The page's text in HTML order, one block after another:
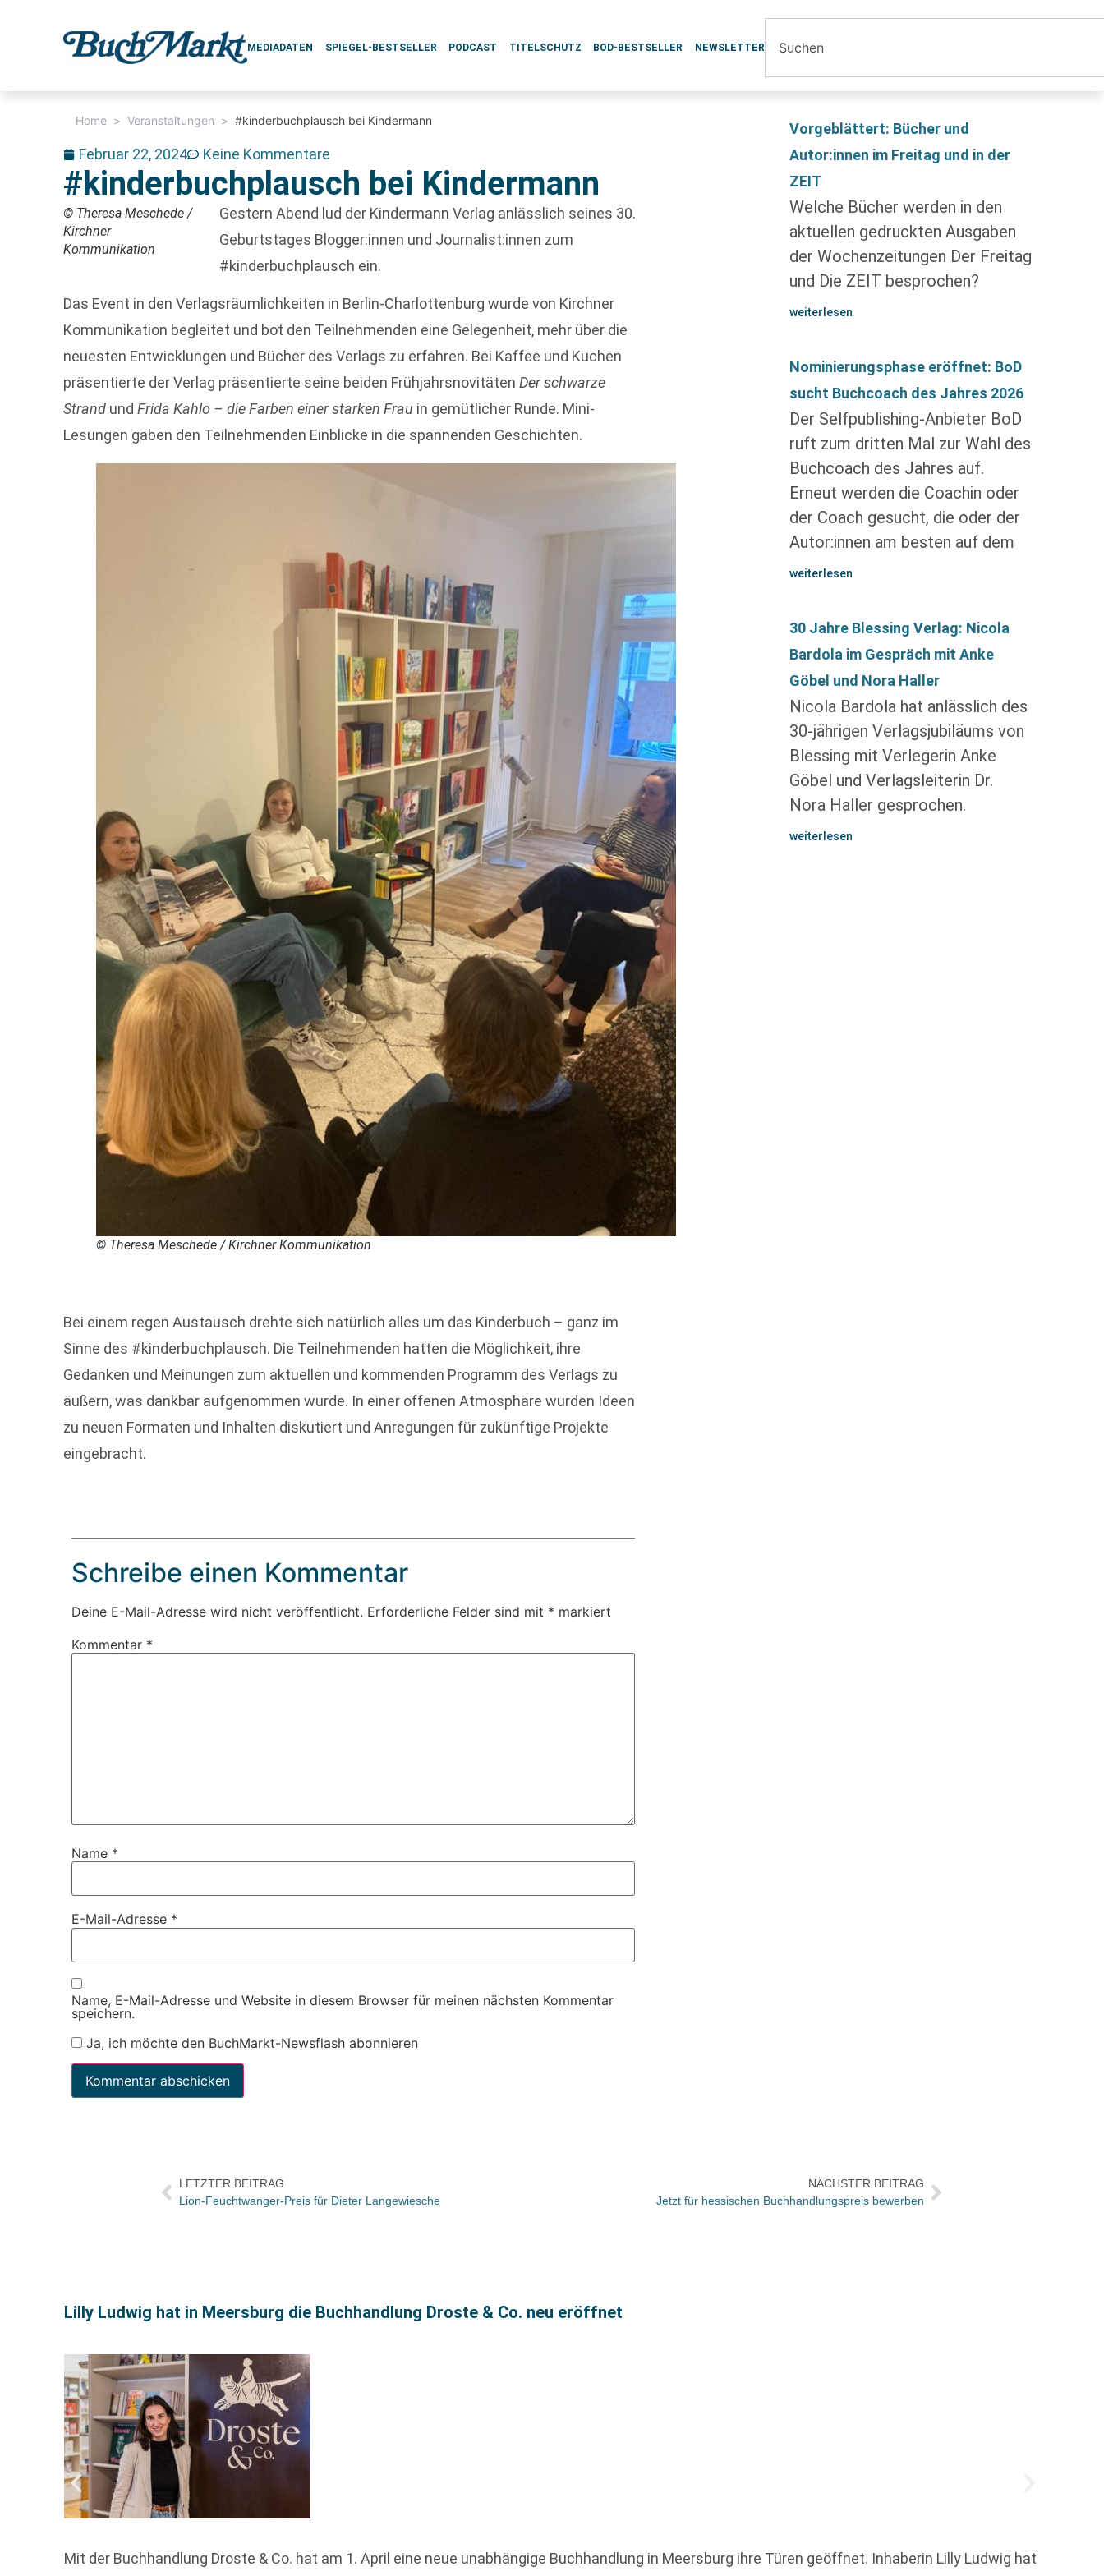
MEDIADATEN SPIEGEL-BESTSELLER PODCAST TITELSCHUTZ BOD-BESTSELLER NEWSLETTER
Home > Veranstaltungen > #kinderbuchplausch bei Kindermann
Februar 22, 2024 Keine Kommentare
#kinderbuchplausch bei Kindermann
© Theresa Meschede /
Kirchner
Kommunikation
Gestern Abend lud der Kindermann Verlag anlässlich seines 30.
Geburtstages Blogger:innen und Journalist:innen zum
#kinderbuchplausch ein.
Das Event in den Verlagsräumlichkeiten in Berlin-Charlottenburg wurde von Kirchner
Kommunikation begleitet und bot den Teilnehmenden eine Gelegenheit, mehr über die
neuesten Entwicklungen und Bücher des Verlags zu erfahren. Bei Kaffee und Kuchen
präsentierte der Verlag präsentierte seine beiden FrühjahrsnovitätenDer schwarze
Strand undFrida Kahlo – die Farben einer starken Frau in gemütlicher Runde. Mini-
Lesungen gaben den Teilnehmenden Einblicke in die spannenden Geschichten.
© Theresa Meschede / Kirchner Kommunikation
Bei einem regen Austausch drehte sich natürlich alles um das Kinderbuch – ganz im
Sinne des #kinderbuchplausch. Die Teilnehmenden hatten die Möglichkeit, ihre
Gedanken und Meinungen zum aktuellen und kommenden Programm des Verlags zu
äußern, was dankbar aufgenommen wurde. In einer offenen Atmosphäre wurden Ideen
zu neuen Formaten und Inhalten diskutiert und Anregungen für zukünftige Projekte
eingebracht.
Schreibe einen Kommentar
Deine E-Mail-Adresse wird nicht veröffentlicht. Erforderliche Felder sind mit * markiert
Kommentar *
Name *
E-Mail-Adresse *
Name, E-Mail-Adresse und Website in diesem Browser für meinen nächsten Kommentar
speichern.
Ja, ich möchte den BuchMarkt-Newsflash abonnieren
Vorgeblättert: Bücher und
Autor:innen im Freitag und in der
ZEIT
Welche Bücher werden in den
aktuellen gedruckten Ausgaben
der Wochenzeitungen Der Freitag
und Die ZEIT besprochen?
weiterlesen
Nominierungsphase eröffnet: BoD
sucht Buchcoach des Jahres 2026
Der Selfpublishing-Anbieter BoD
ruft zum dritten Mal zur Wahl des
Buchcoach des Jahres auf.
Erneut werden die Coachin oder
der Coach gesucht, die oder der
Autor:innen am besten auf dem
weiterlesen
30 Jahre Blessing Verlag: Nicola
Bardola im Gespräch mit Anke
Göbel und Nora Haller
Nicola Bardola hat anlässlich des
30-jährigen Verlagsjubiläums von
Blessing mit Verlegerin Anke
Göbel und Verlagsleiterin Dr.
Nora Haller gesprochen.
weiterlesen
LETZTER BEITRAG
Lion-Feuchtwanger-Preis für Dieter Langewiesche
NÄCHSTER BEITRAG
Jetzt für hessischen Buchhandlungspreis bewerben
Lilly Ludwig hat in Meersburg die Buchhandlung Droste & Co. neu eröffnet
Mit der Buchhandlung Droste & Co. hat am 1. April eine neue unabhängige Buchhandlung in Meersburg ihre Türen geöffnet. Inhaberin Lilly Ludwig hat